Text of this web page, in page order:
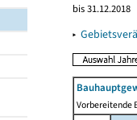
bis 31.12.2018
▸
Vorbereitende